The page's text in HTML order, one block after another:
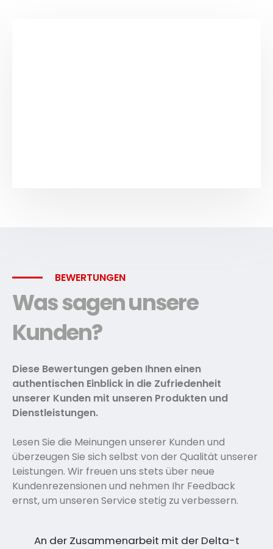
BEWERTUNGEN
Was sagen unsere
Kunden?
Diese Bewertungen geben Ihnen einen
authentischen Einblick in die Zufriedenheit
unserer Kunden mit unseren Produkten und
Dienstleistungen.
Lesen Sie die Meinungen unserer Kunden und
überzeugen Sie sich selbst von der Qualität unserer
Leistungen. Wir freuen uns stets über neue
Kundenrezensionen und nehmen Ihr Feedback
ernst, um unseren Service stetig zu verbessern.
An der Zusammenarbeit mit der Delta-t